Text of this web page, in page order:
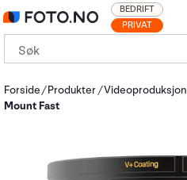
PRIVAT
BEDRIFT
Forside Produkter Videoproduksjon
Mount Fast